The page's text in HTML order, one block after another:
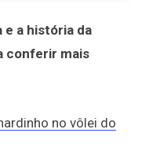
e a história da
conferir mais
no vôlei do